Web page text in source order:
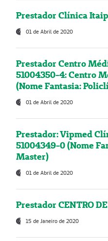
Prestador Clínica
01 de Abril de 2020
Prestador Centro
51004350-4: Centro
(Nome Fantasia:
01 de Abril de 2020
Prestador: Vipmed
51004349-0 (Nome
Master)
01 de Abril de 2020
Prestador CENTRO
15 de Janeiro de 2020